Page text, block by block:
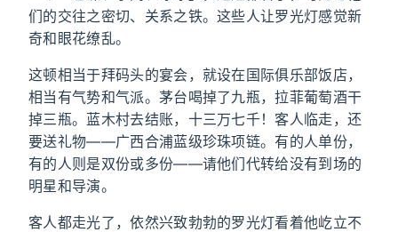
们的交往之密切、关系之铁。这些人让罗光灯感觉新
奇和眼花缭乱。
这顿相当于拜码头的宴会，就设在国际俱乐部饭店，
相当有气势和气派。茅台喝掉了九瓶，拉菲葡萄酒干
掉三瓶。蓝木村去结账，十三万七千！客人临走，还
要送礼物——广西合浦蓝级珍珠项链。有的人单份，
有的人则是双份或多份——请他们代转给没有到场的
明星和导演。
客人都走光了，依然兴致勃勃的罗光灯看着他屹立不